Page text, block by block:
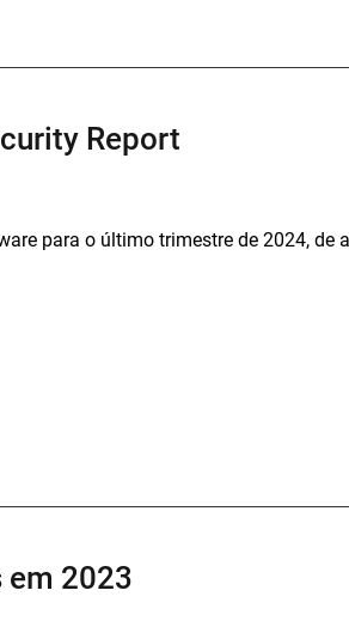
Report
para o último trimestre de 2024, de
em 2023